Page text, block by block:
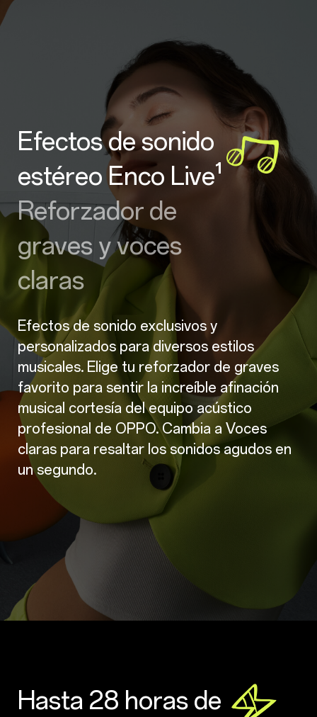
Efectos de sonido
estéreo Enco Live¹
Reforzador de
graves y voces
claras
Efectos de sonido exclusivos y
personalizados para diversos estilos
musicales. Elige tu reforzador de graves
favorito para sentir la increíble afinación
musical cortesía del equipo acústico
profesional de OPPO. Cambia a Voces
claras para resaltar los sonidos agudos en
un segundo.
Hasta 28 horas de